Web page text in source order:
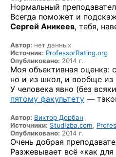
Нормальный
Всегда поможет и
Сергей Аникеев, тебя,
Автор: нет данных
Источник: ProfessorRating.org
Опубликовано: 2014 г.
Моя объективная оценка:
но и из школ, и вообще из
У человека явно (без
пятому факультету —
Автор: Виктор Дорбан
Источники: StudIzba.com,
Опубликовано: 2014 г.
Очень добрая
Разжевывает всё «как